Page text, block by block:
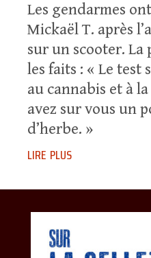
Les gendarmes
Mickaël T. après
sur un scooter. La
les faits : « Le test
au cannabis et à
avez sur vous un
d’herbe. »
lire plus